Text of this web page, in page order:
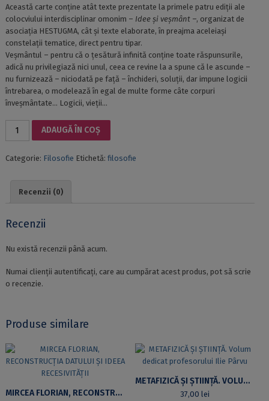
Această carte conţine atât texte prezentate la primele patru ediţii ale
colocviului interdisciplinar omonim – Idee și veșmânt–, organizat de
asociaţia HESTUGMA, cât și texte elaborate, în preajma aceleiași
constelaţii tematice, direct pentru tipar.
Veșmântul – pentru că o țesătură infinită conține toate răspunsurile,
adică nu privilegiază nici unul, ceea ce revine la a spune că le ascunde –
nu furnizează – niciodată pe față – închideri, soluții, dar impune logicii
întrebarea, o modelează în egal de multe forme câte corpuri
înveșmântate… Logicii, vieții…
VEȘMÂNT
ADAUGĂ ÎN COȘ
Categorie: Filosofie Etichetă: filosofie
Recenzii (0)
Recenzii
Nu există recenzii până acum.
Numai clienții autentificați, care au cumpărat acest produs, pot să scrie
o recenzie.
Produse similare
MIRCEA FLORIAN, RECONSTRUCȚIA DATULUI ȘI IDEEA RECESIVITĂȚII
METAFIZICĂ ȘI ȘTIINȚĂ. VOLUM DEDICAT PROFESORULUI ILIE PÂRVU
37,00lei